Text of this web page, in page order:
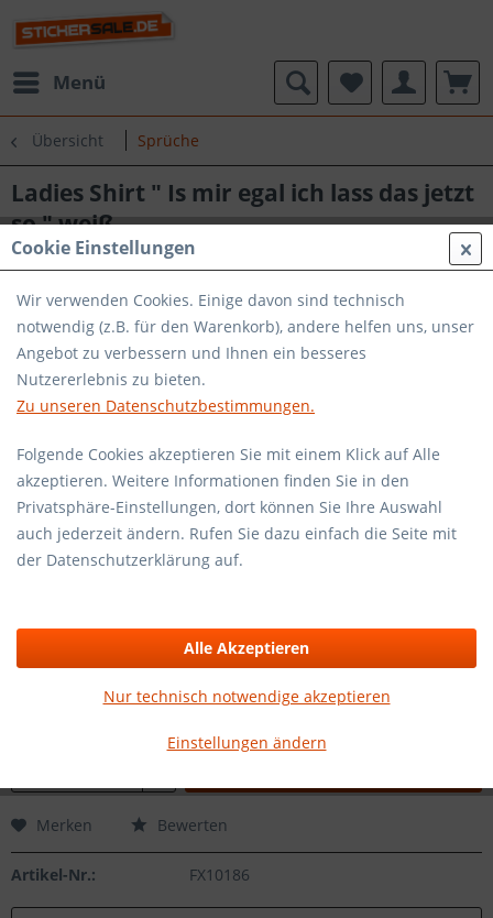
Menü
Übersicht Sprüche
Ladies Shirt " Is mir egal ich lass das jetzt
so " weiß
24,95 € *
Merken Bewerten
Artikel-Nr.: FX10186
Cookie Einstellungen
Wir verwenden Cookies. Einige davon sind technisch
notwendig (z.B. für den Warenkorb), andere helfen uns, unser
Angebot zu verbessern und Ihnen ein besseres
Nutzererlebnis zu bieten.
Zu unseren Datenschutzbestimmungen.
Folgende Cookies akzeptieren Sie mit einem Klick auf Alle
akzeptieren. Weitere Informationen finden Sie in den
Privatsphäre-Einstellungen, dort können Sie Ihre Auswahl
auch jederzeit ändern. Rufen Sie dazu einfach die Seite mit
der Datenschutzerklärung auf.
Einstellungen ändern
Nur technisch notwendige akzeptieren
Alle Akzeptieren